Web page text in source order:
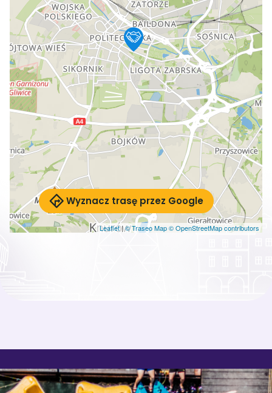
Leaflet |© Traseo Map© OpenStreetMap contributors
Wyznacz trasę przez Google